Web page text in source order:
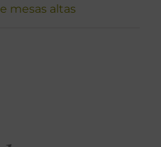
mesas altas